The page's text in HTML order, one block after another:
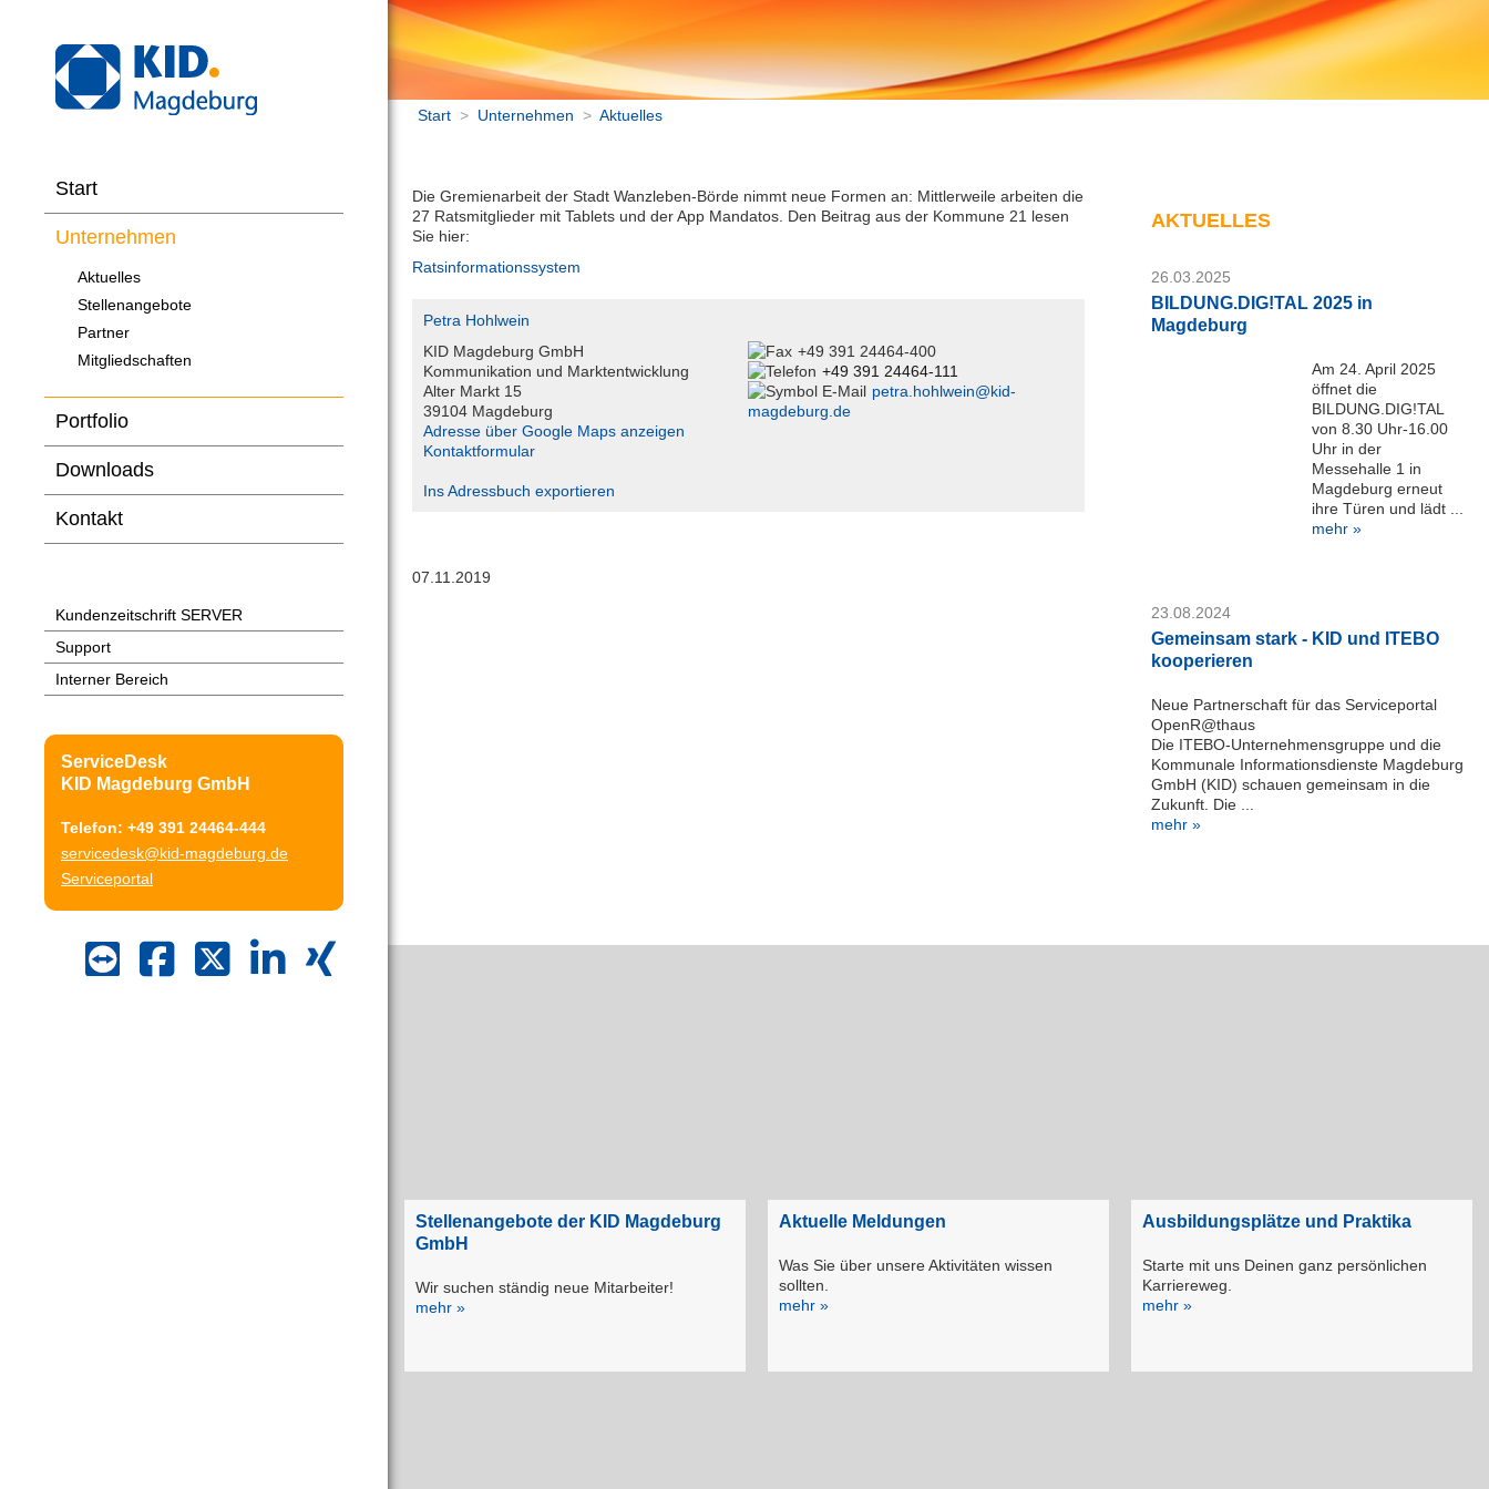
Start
Unternehmen
Aktuelles
Stellenangebote
Partner
Mitgliedschaften
Portfolio
Downloads
Kontakt
Kundenzeitschrift SERVER
Support
Interner Bereich
ServiceDesk
KID Magdeburg GmbH
Telefon: +49 391 24464-444
servicedesk@kid-magdeburg.de
Serviceportal
Start > Unternehmen > Aktuelles
Die Gremienarbeit der Stadt Wanzleben-Börde nimmt neue Formen an: Mittlerweile arbeiten die
27 Ratsmitglieder mit Tablets und der App Mandatos. Den Beitrag aus der Kommune 21 lesen
Sie hier:
Ratsinformationssystem
Petra Hohlwein
KID Magdeburg GmbH
Kommunikation und Marktentwicklung
Alter Markt 15
39104 Magdeburg
Adresse über Google Maps anzeigen
Kontaktformular
Ins Adressbuch exportieren
+49 391 24464-400
+49 391 24464-111
petra.hohlwein@kid-
magdeburg.de
07.11.2019
AKTUELLES
26.03.2025
BILDUNG.DIG!TAL 2025 in
Magdeburg
Am 24. April 2025
öffnet die
BILDUNG.DIG!TAL
von 8.30 Uhr-16.00
Uhr in der
Messehalle 1 in
Magdeburg erneut
ihre Türen und lädt ...
mehr »
23.08.2024
Gemeinsam stark - KID und ITEBO
kooperieren
Neue Partnerschaft für das Serviceportal
OpenR@thaus
Die ITEBO-Unternehmensgruppe und die
Kommunale Informationsdienste Magdeburg
GmbH (KID) schauen gemeinsam in die
Zukunft. Die ...
mehr »
Stellenangebote der KID Magdeburg
GmbH
Wir suchen ständig neue Mitarbeiter!
mehr »
Aktuelle Meldungen
Was Sie über unsere Aktivitäten wissen
sollten.
mehr »
Ausbildungsplätze und Praktika
Starte mit uns Deinen ganz persönlichen
Karriereweg.
mehr »